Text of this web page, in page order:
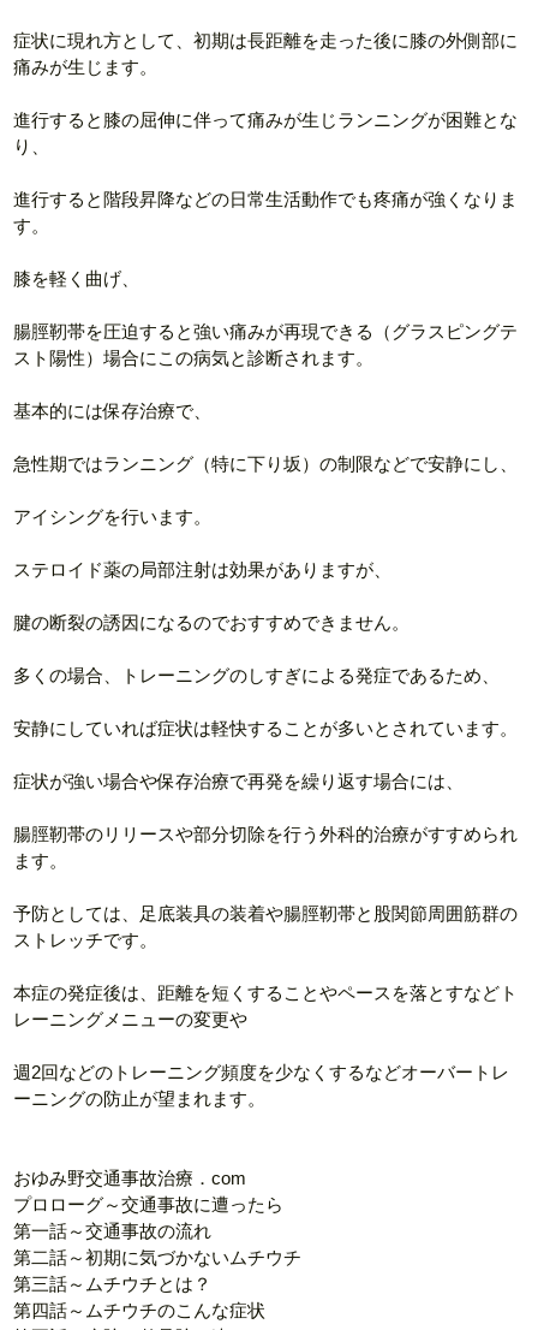
症状に現れ方として、初期は長距離を走った後に膝の外側部に
痛みが生じます。
進行すると膝の屈伸に伴って痛みが生じランニングが困難とな
り、
進行すると階段昇降などの日常生活動作でも疼痛が強くなりま
す。
膝を軽く曲げ、
腸脛靭帯を圧迫すると強い痛みが再現できる（グラスピングテ
スト陽性）場合にこの病気と診断されます。
基本的には保存治療で、
急性期ではランニング（特に下り坂）の制限などで安静にし、
アイシングを行います。
ステロイド薬の局部注射は効果がありますが、
腱の断裂の誘因になるのでおすすめできません。
多くの場合、トレーニングのしすぎによる発症であるため、
安静にしていれば症状は軽快することが多いとされています。
症状が強い場合や保存治療で再発を繰り返す場合には、
腸脛靭帯のリリースや部分切除を行う外科的治療がすすめられ
ます。
予防としては、足底装具の装着や腸脛靭帯と股関節周囲筋群の
ストレッチです。
本症の発症後は、距離を短くすることやペースを落とすなどト
レーニングメニューの変更や
週2回などのトレーニング頻度を少なくするなどオーバートレ
ーニングの防止が望まれます。
おゆみ野交通事故治療．com
プロローグ～交通事故に遭ったら
第一話～交通事故の流れ
第二話～初期に気づかないムチウチ
第三話～ムチウチとは？
第四話～ムチウチのこんな症状